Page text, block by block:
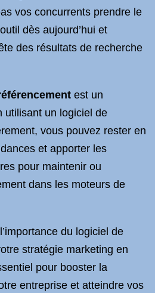
vos concurrents prendre le
dès aujourd’hui et
des résultats de recherche
est un
utilisant un logiciel de
vous pouvez rester en
et apporter les
pour maintenir ou
dans les moteurs de
du logiciel de
stratégie marketing en
pour booster la
entreprise et atteindre vos